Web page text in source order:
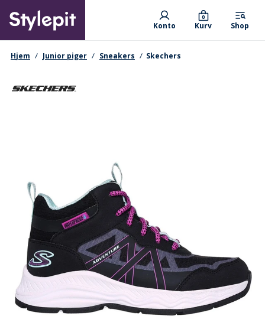
main
content
Primary departments
Konto Kurv
0
Shop
navigationssti
Hjem Junior piger Sneakers Skechers